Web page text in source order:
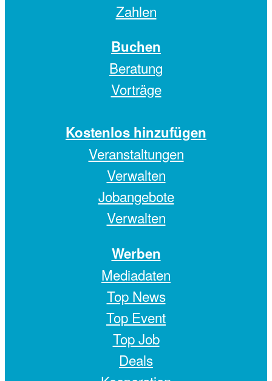
Zahlen
Buchen
Beratung
Vorträge
Kostenlos hinzufügen
Veranstaltungen
Verwalten
Jobangebote
Verwalten
Werben
Mediadaten
Top News
Top Event
Top Job
Deals